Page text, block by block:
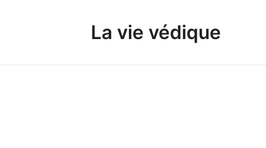
La vie védique